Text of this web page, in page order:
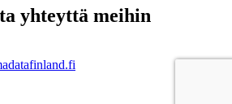
yhteyttä meihin